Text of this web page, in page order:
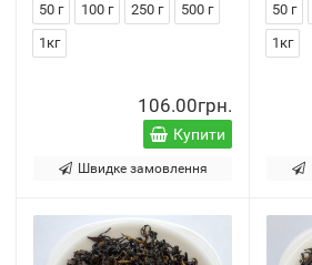
50 г 100 г 250 г
500 г
1кг
106.00грн.
Купити
Швидке замовлення
50 г
1кг